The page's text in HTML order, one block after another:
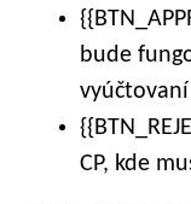
bude
CP, kde